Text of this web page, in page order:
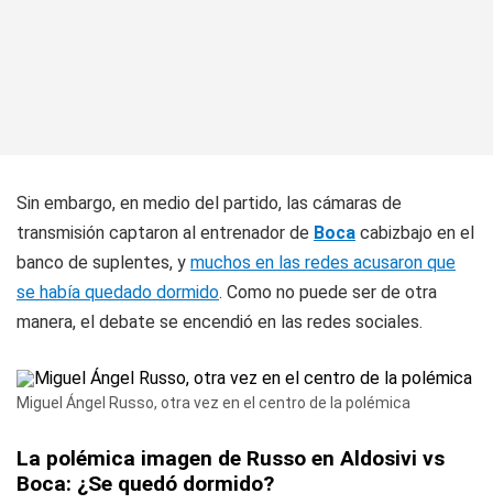
Sin embargo, en medio del partido, las cámaras de
transmisión captaron al entrenador de Boca cabizbajo en el
banco de suplentes, y muchos en las redes acusaron que
se había quedado dormido. Como no puede ser de otra
manera, el debate se encendió en las redes sociales.
Miguel Ángel Russo, otra vez en el centro de la polémica
La polémica imagen de Russo en Aldosivi vs
Boca: ¿Se quedó dormido?